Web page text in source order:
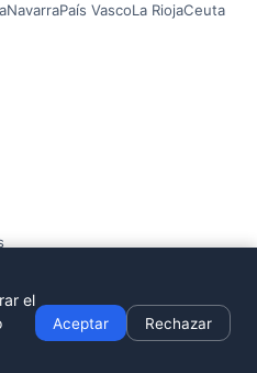
NavarraPaís VascoLa RiojaCeuta
el
Aceptar Rechazar